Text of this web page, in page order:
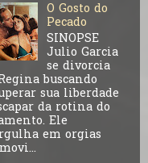
O Gosto do
Pecado
SINOPSE
Julio Garcia
se divorcia
buscando
sua liberdade
da rotina do
Ele
em orgias